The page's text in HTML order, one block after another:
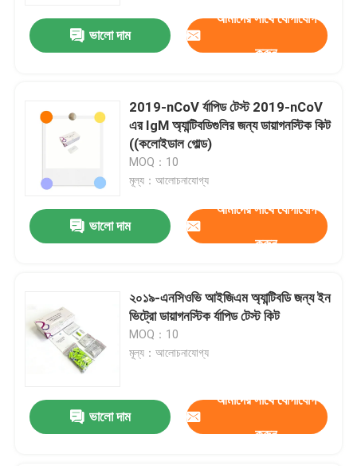
ভালো দাম
আমাদের সাথে যোগাযোগ
করুন
2019-nCoV র্যাপিড টেস্ট 2019-nCoV
এর IgM অ্যান্টিবডিগুলির জন্য ডায়াগনস্টিক কিট
((কলোইডাল গোল্ড)
MOQ：10
মূল্য：আলোচনাযোগ্য
ভালো দাম
আমাদের সাথে যোগাযোগ
করুন
২০১৯-এনসিওভি আইজিএম অ্যান্টিবডি জন্য ইন
ভিট্রো ডায়াগনস্টিক র্যাপিড টেস্ট কিট
MOQ：10
মূল্য：আলোচনাযোগ্য
ভালো দাম
আমাদের সাথে যোগাযোগ
করুন